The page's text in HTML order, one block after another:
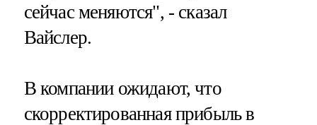
сейчас меняются", - сказал
Вайслер.
В компании ожидают, что
скорректированная прибыль в